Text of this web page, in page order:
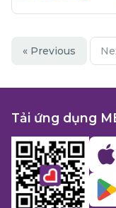
« Previous
Tải ứng dụng